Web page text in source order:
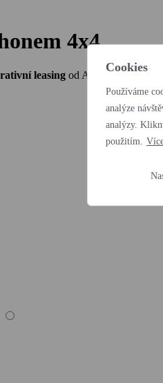
Cookies
Používáme
analýze
analýzy.
použitím.
4x4
leasing od Autocentra